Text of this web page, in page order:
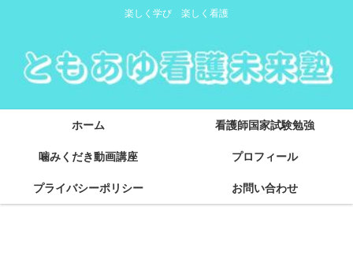
楽しく学び 楽しく看護
ホーム 看護師国家試験勉強
噛みくだき動画講座 プロフィール
プライバシーポリシー お問い合わせ